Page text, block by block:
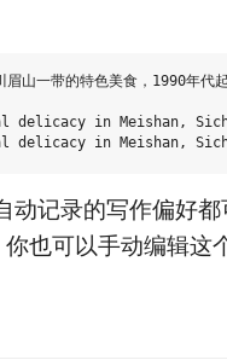
山一带的特色美食，1990年代
delicacy in Meishan,
动记录的写作偏好
也可以手动编辑这